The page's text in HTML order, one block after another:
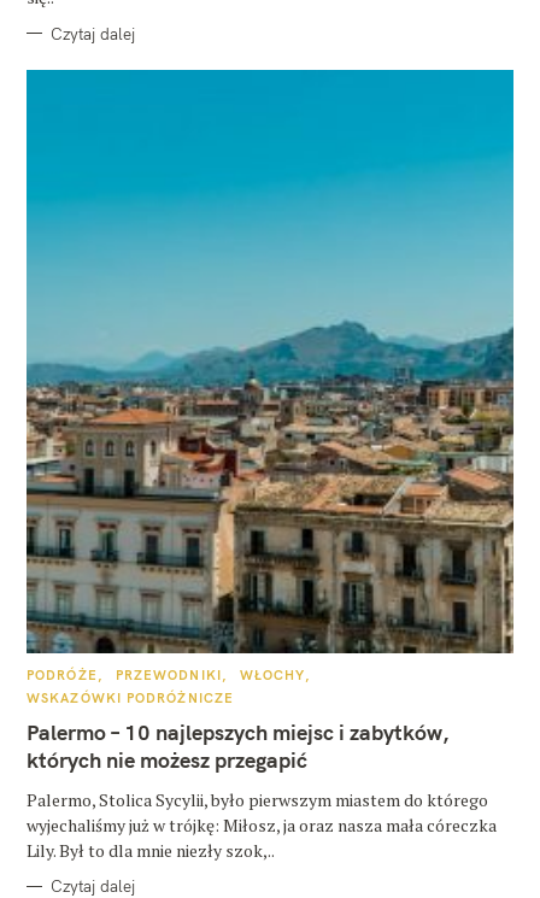
Czytaj dalej
K
T
G
R
PODRÓŻE PRZEWODNIKI
WŁOCHY
WSKAZÓWKI PODRÓŻNICZE
Palermo – 10 najlepszych miejsc i zabytków,
których nie możesz przegapić
Palermo, Stolica Sycylii, było pierwszym miastem do którego
wyjechaliśmy już w trójkę: Miłosz, ja oraz nasza mała córeczka
Lily. Był to dla mnie niezły szok,..
Czytaj dalej